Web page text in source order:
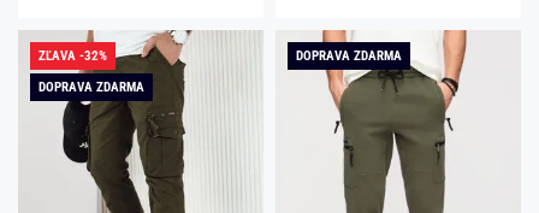
ZĽAVA -32%
DOPRAVA ZDARMA
DOPRAVA ZDARMA